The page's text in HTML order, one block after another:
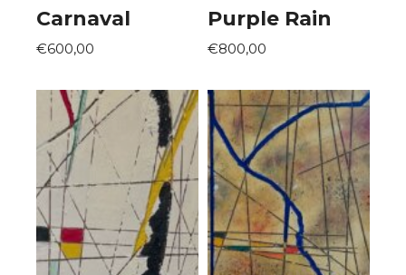
Carnaval
€600,00
Purple Rain
€800,00